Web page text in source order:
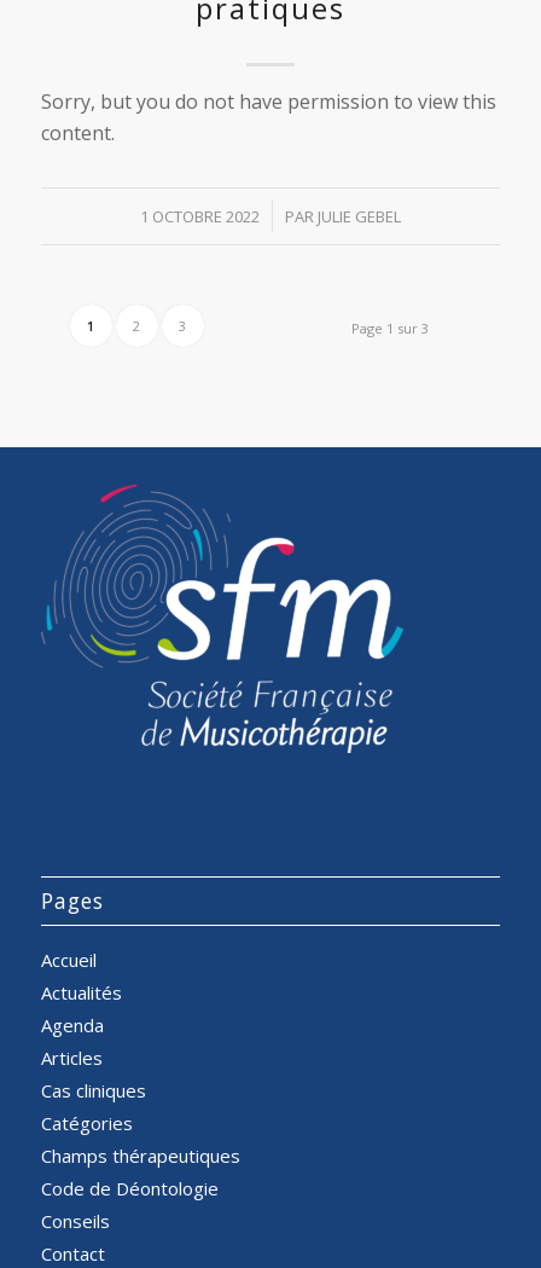
pratiques
Sorry, but you do not have permission to view this
content.
1 OCTOBRE 2022
/ PAR JULIE GEBEL
Page 1 sur 3
1 2 3
Pages
Accueil
Actualités
Agenda
Articles
Cas cliniques
Catégories
Champs thérapeutiques
Code de Déontologie
Conseils
Contact